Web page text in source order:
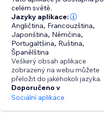
celém světě.
Jazyky aplikace:
Angličtina, Francouzština,
Japonština, Němčina,
Portugaltšina, Ruština,
Španělština
Veškerý obsah aplikace
zobrazený na webu můžete
přeložit do jakéhokoli jazyka.
Doporučeno v
Sociální aplikace